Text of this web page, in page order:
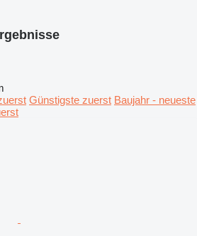
Günstigste zuerst Baujahr - neueste